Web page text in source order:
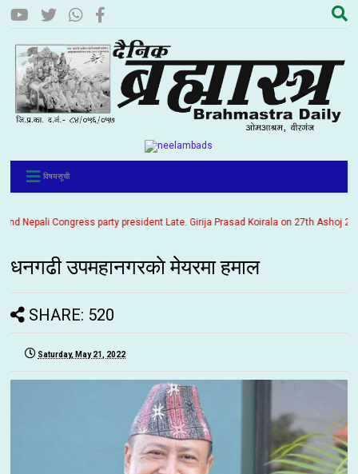
विषयसूची
Congress party president Late. Girija Prasad Koirala on 27th Ashoj
धनगढी उपमहानगरकाे मेयरमा हमाल
SHARE: 520
Saturday, May 21, 2022